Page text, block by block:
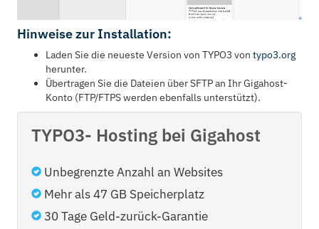
Hinweise zur Installation:
Laden Sie die neueste Version von TYPO3 von typo3.org
herunter.
Übertragen Sie die Dateien über SFTP an Ihr Gigahost-
Konto (FTP/FTPS werden ebenfalls unterstützt).
TYPO3- Hosting bei Gigahost
Unbegrenzte Anzahl an Websites
Mehr als 47 GB Speicherplatz
30 Tage Geld-zurück-Garantie